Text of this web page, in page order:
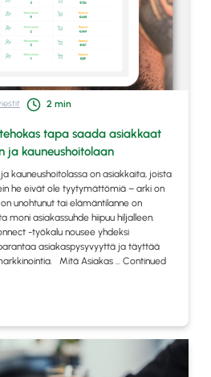
2 min
tapa saada asiakkaat
ja kauneushoitolaan
kauneushoitolassa on asiakkaita, joista
he eivät ole tyytymättömiä – arki on
unohtunut tai elämäntilanne on
moni asiakassuhde hiipuu hiljalleen.
-työkalu nousee yhdeksi
asiakaspysyvyyttä ja täyttää
Mitä Asiakas … Continued